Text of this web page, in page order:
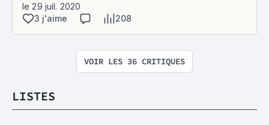
le 29 juil. 2020
3 j'aime
208
VOIR LES 36 CRITIQUES
LISTES